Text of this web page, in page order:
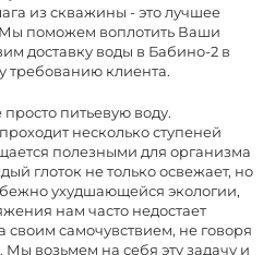
из скважины - это лучшее
Мы поможем воплотить Ваши
доставку воды в Бабино-2 в
требованию клиента.
питьевую воду.
несколько ступеней
полезными для организма
глоток не только освежает, но
ухудшающейся экологии,
нам часто недостает
своим самочувствием, не говоря
Мы возьмем на себя эту задачу и